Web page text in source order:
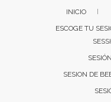
INICIO
ESCOGE TU
SESION DE